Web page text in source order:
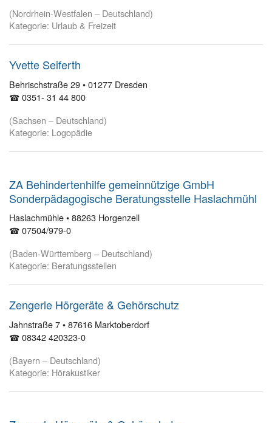
(Nordrhein-Westfalen – Deutschland)
Kategorie: Urlaub & Freizeit
Yvette Seiferth
Behrischstraße 29 • 01277 Dresden
☎ 0351- 31 44 800
(Sachsen – Deutschland)
Kategorie: Logopädie
ZA Behindertenhilfe gemeinnützige GmbH
Sonderpädagogische Beratungsstelle Haslachmühl
Haslachmühle • 88263 Horgenzell
☎ 07504/979-0
(Baden-Württemberg – Deutschland)
Kategorie: Beratungsstellen
Zengerle Hörgeräte & Gehörschutz
Jahnstraße 7 • 87616 Marktoberdorf
☎ 08342 420323-0
(Bayern – Deutschland)
Kategorie: Hörakustiker